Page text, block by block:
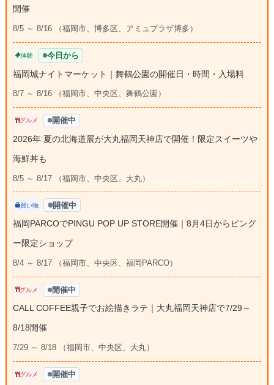
開催
8/5 ～ 8/16 （福岡市、博多区、アミュプラザ博多）
体験 今日から
福岡城ナイトマーケット｜舞鶴公園の開催日・時間・入場料
8/7 ～ 8/16 （福岡市、中央区、舞鶴公園）
グルメ 開催中
2026年 夏の北海道展が大丸福岡天神店で開催！限定スイーツや
海鮮丼も
8/5 ～ 8/17 （福岡市、中央区、大丸）
買い物 開催中
福岡PARCOでPINGU POP UP STORE開催｜8月4日からピング
ー限定ショップ
8/4 ～ 8/17 （福岡市、中央区、福岡PARCO）
グルメ 開催中
CALL COFFEE親子でお絵描きラテ｜大丸福岡天神店で7/29～
8/18開催
7/29 ～ 8/18 （福岡市、中央区、大丸）
グルメ 開催中